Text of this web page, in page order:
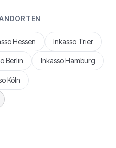
Hessen Inkasso Trier
Berlin InkassoHamburg
Köln